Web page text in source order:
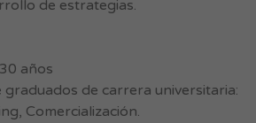
de estrategias.
años
de carrera universitaria:
Comercialización.